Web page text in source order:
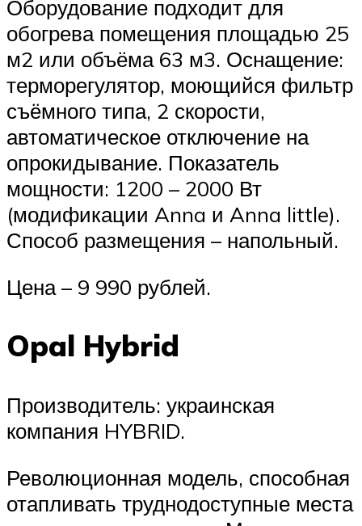
Оборудование подходит для
обогрева помещения площадью 25
м2 или объёма 63 м3. Оснащение:
терморегулятор, моющийся фильтр
съёмного типа, 2 скорости,
автоматическое отключение на
опрокидывание. Показатель
мощности: 1200 – 2000 Вт
(модификации Anna и Anna little).
Способ размещения – напольный.
Цена – 9 990 рублей.
Opal Hybrid
Производитель: украинская
компания HYBRID.
Революционная модель, способная
отапливать труднодоступные места